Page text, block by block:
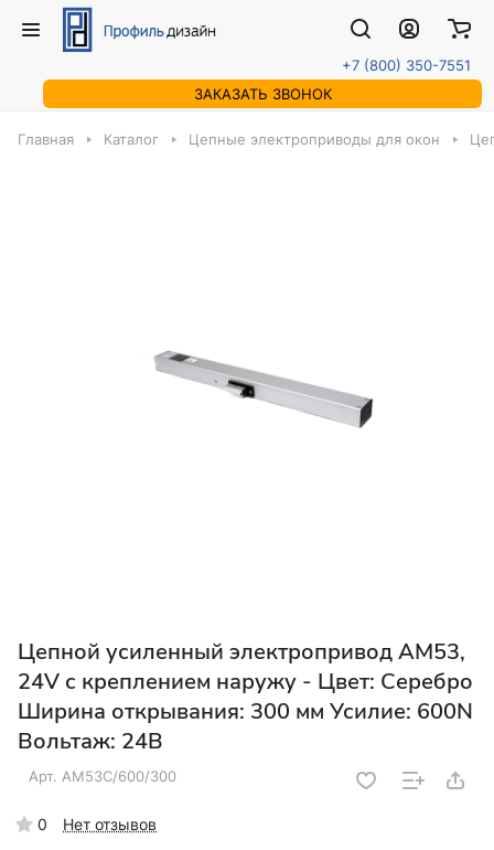
+7 (800) 350-7551
ЗАКАЗАТЬ ЗВОНОК
Главная Каталог Цепные электроприводы для окон
Цепной усиленный электропривод AM53,
24V с креплением наружу - Цвет: Серебро
Ширина открывания: 300 мм Усилие: 600N
Вольтаж: 24В
Арт. AM53С/600/300
0 Нет отзывов